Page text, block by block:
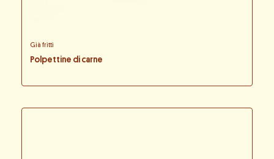
Già fritti
Polpettine di carne